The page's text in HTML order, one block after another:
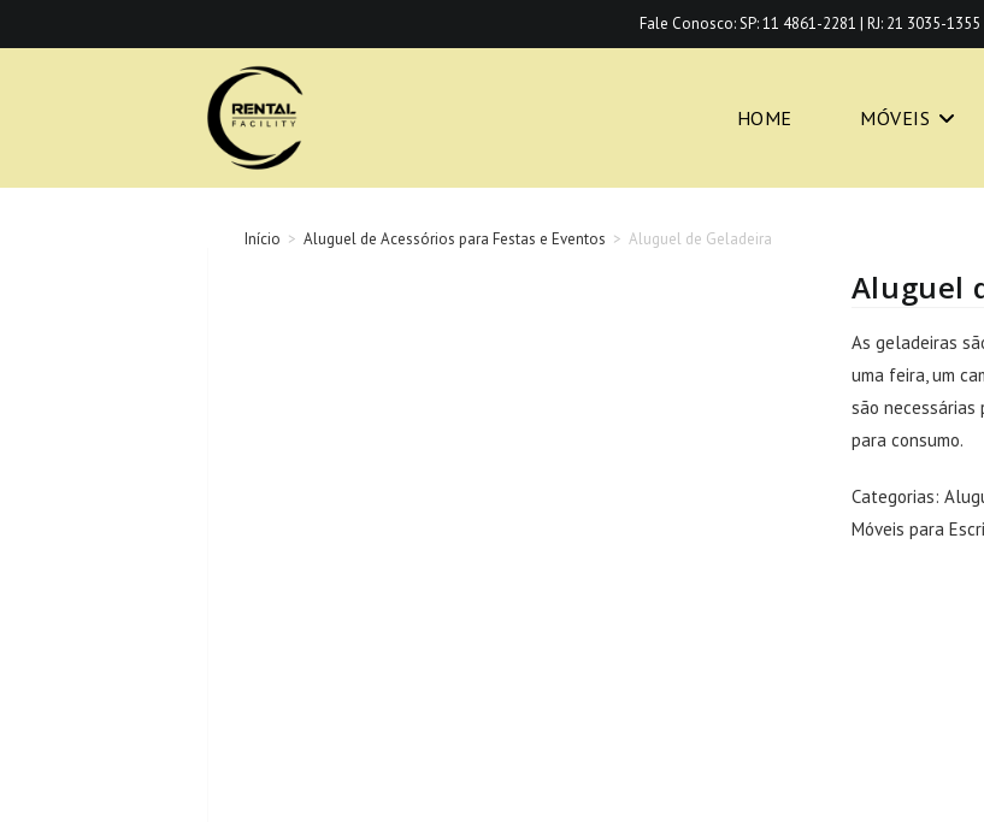
para
Fale Conosco:SP: 11 4861-2281 | RJ: 21 3035-1355
HOME MÓVEIS
Início > Aluguel de Acessórios para Festas e Eventos > Aluguel de Geladeira
Aluguel
As geladeiras
uma feira, um
são
para consumo.
Categorias:
Móveis para